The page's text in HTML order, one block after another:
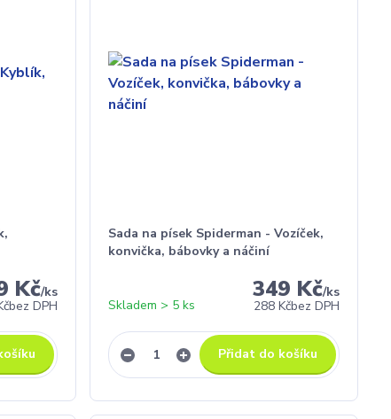
Kč/ks
bez DPH
Sada na písek Spiderman - Vozíček,
konvička, bábovky a náčiní
349 Kč/ks
288 Kčbez DPH
Skladem > 5 ks
Přidat do košíku